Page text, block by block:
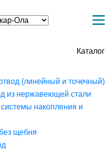
Каталог
(линейный и точечный)
из нержавеющей стали
накопления и
щебня